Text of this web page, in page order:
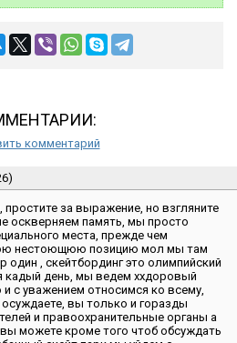
комментарий
за выражение, но взгляните
оскверняем память, мы просто
места, прежде чем
нестоющюю позицию мол мы там
один , скейтбординг это олимпийский
кадый день, мы ведем ххдоровый
с уважением относимся ко всему,
вы только и горазды
и правоохранительные органы а
можете кроме того чтоб обсуждать